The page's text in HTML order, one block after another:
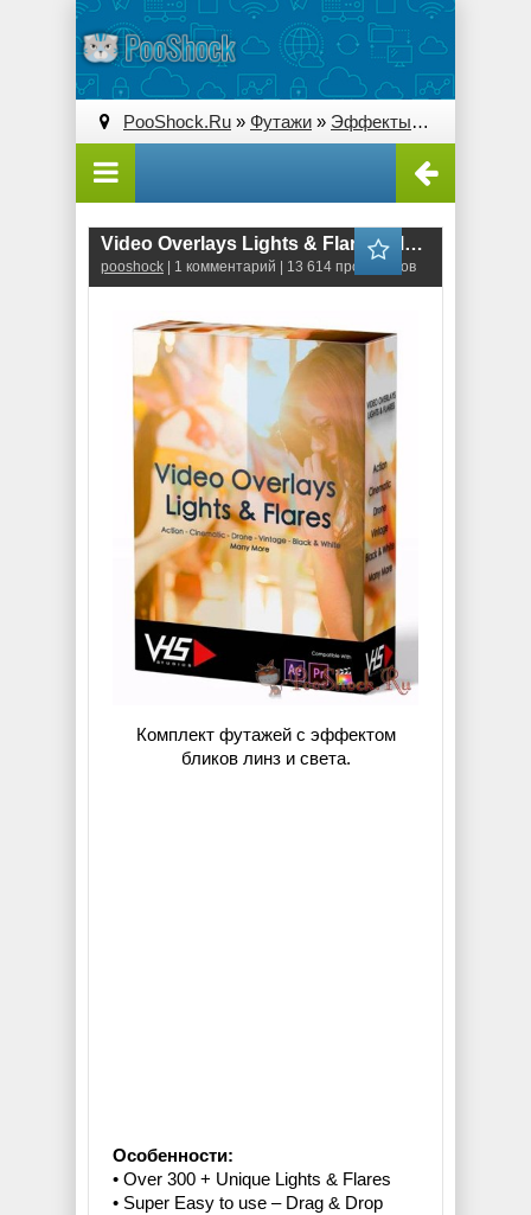
PooShock.Ru » Футажи » Эффекты» Video
Video Overlays Lights & Flares (MP4)
pooshock | 1 комментарий | 13 614 просмотров
Комплект футажей с эффектом
бликов линз и света.
Особенности:
• Over 300 + Unique Lights & Flares
• Super Easy to use – Drag & Drop